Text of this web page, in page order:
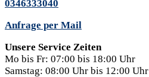
0346333040
Anfrage per Mail
Unsere Service Zeiten
Mo bis Fr: 07:00 bis 18:00 Uhr
Samstag: 08:00 Uhr bis 12:00 Uhr